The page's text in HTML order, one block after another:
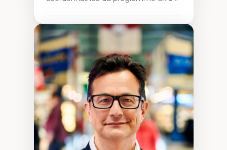
Expertises
Conciliation travail-vie personnelle
Gestion des ressources humaines
(attraction et fidélisation de la main-
d’œuvre)
Responsabilité sociale des organisations
Interventions organisationnelles
Comportement organisationnel
(mobilisation au travail)
Recherche qualitative
Éthique des affaires